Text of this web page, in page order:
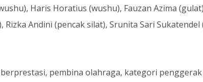
Haris Horatius (wushu), Fauzan Azima
Andini (pencak silat), Srunita Sari Sukatendel
pembina olahraga, kategori